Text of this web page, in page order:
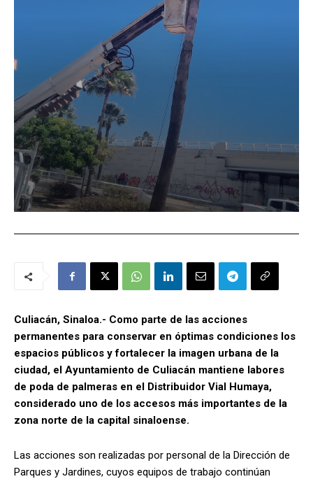
Culiacán, Sinaloa.- Como parte de las acciones
permanentes para conservar en óptimas condiciones los
espacios públicos y fortalecer la imagen urbana de la
ciudad, el Ayuntamiento de Culiacán mantiene labores
de poda de palmeras en el Distribuidor Vial Humaya,
considerado uno de los accesos más importantes de la
zona norte de la capital sinaloense.
Las acciones son realizadas por personal de la Dirección de
Parques y Jardines, cuyos equipos de trabajo continúan